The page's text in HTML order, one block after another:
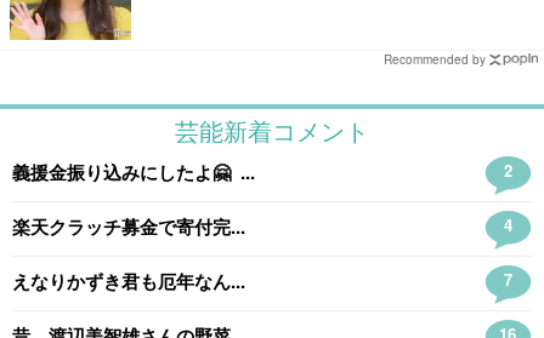
Recommended by